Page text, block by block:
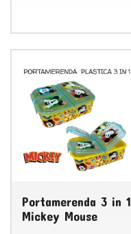
Portamerenda 3 in 1
Mickey Mouse